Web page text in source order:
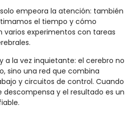
empeora la atención: también
el tiempo y cómo
varios experimentos con tareas
a la vez inquietante: el cerebro no
sino una red que combina
y circuitos de control. Cuando
descompensa y el resultado es un